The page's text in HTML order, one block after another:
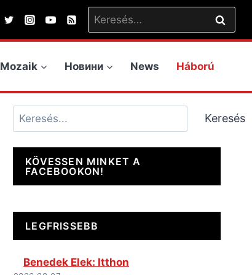
Keresés:
Mozaik Новини News Háború
Keresés Keresés
KÖVESSEN MINKET A
FACEBOOKON!
LEGFRISSEBB
Benedek Elek: Itthon